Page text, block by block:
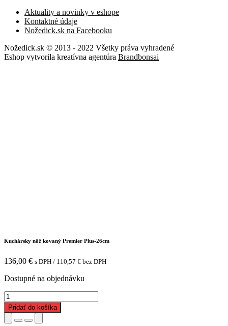
Aktuality a novinky v eshope
Kontaktné údaje
Nožedick.sk na Facebooku
Nožedick.sk © 2013 - 2022 Všetky práva vyhradené
Eshop vytvorila kreatívna agentúra Brandbonsai
Kuchársky nôž kovaný Premier Plus-26cm
136,00 € s DPH / 110,57 € bez DPH
Dostupné na objednávku
množstvo
Kuchársky
nôž
kovaný
Pridať do košíka